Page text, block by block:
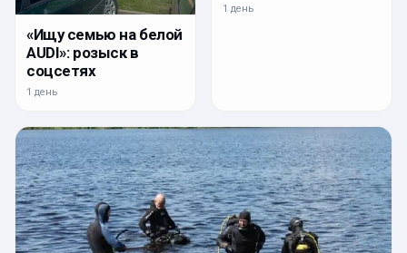
«Ищу семью на белой
AUDI»: розыск в
соцсетях
1 день
1 день